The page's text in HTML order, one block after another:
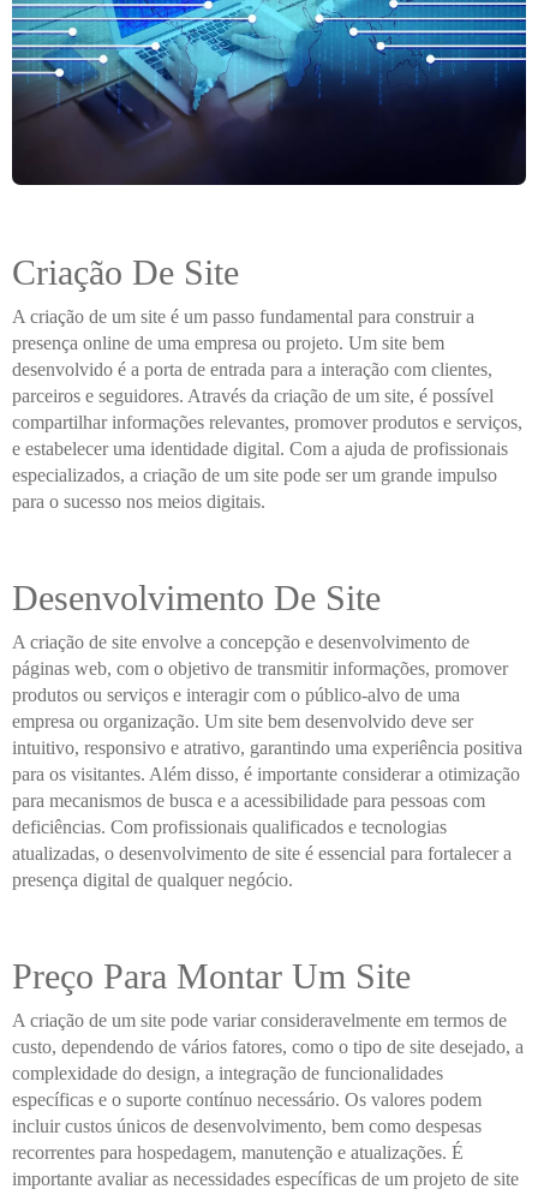
Criação De Site
A criação de um site é um passo fundamental para construir a
presença online de uma empresa ou projeto. Um site bem
desenvolvido é a porta de entrada para a interação com clientes,
parceiros e seguidores. Através da criação de um site, é possível
compartilhar informações relevantes, promover produtos e serviços,
e estabelecer uma identidade digital. Com a ajuda de profissionais
especializados, a criação de um site pode ser um grande impulso
para o sucesso nos meios digitais.
Desenvolvimento De Site
A criação de site envolve a concepção e desenvolvimento de
páginas web, com o objetivo de transmitir informações, promover
produtos ou serviços e interagir com o público-alvo de uma
empresa ou organização. Um site bem desenvolvido deve ser
intuitivo, responsivo e atrativo, garantindo uma experiência positiva
para os visitantes. Além disso, é importante considerar a otimização
para mecanismos de busca e a acessibilidade para pessoas com
deficiências. Com profissionais qualificados e tecnologias
atualizadas, o desenvolvimento de site é essencial para fortalecer a
presença digital de qualquer negócio.
Preço Para Montar Um Site
A criação de um site pode variar consideravelmente em termos de
custo, dependendo de vários fatores, como o tipo de site desejado, a
complexidade do design, a integração de funcionalidades
específicas e o suporte contínuo necessário. Os valores podem
incluir custos únicos de desenvolvimento, bem como despesas
recorrentes para hospedagem, manutenção e atualizações. É
importante avaliar as necessidades específicas de um projeto de site